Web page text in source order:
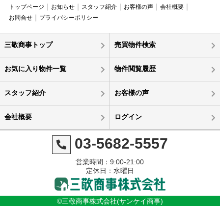
トップページ お知らせ スタッフ紹介 お客様の声
会社概要
お問合せ
プライバシーポリシー
三敬商事トップ 売買物件検索
お気に入り物件一覧 物件閲覧履歴
スタッフ紹介 お客様の声
会社概要 ログイン
03-5682-5557
営業時間：9:00-21:00
定休日：水曜日
©三敬商事株式会社(サンケイ商事)